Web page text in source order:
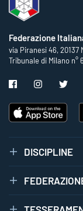
Federazione
via Piranesi 46, 20137
Tribunale di Milano n°
DISCIPLINE